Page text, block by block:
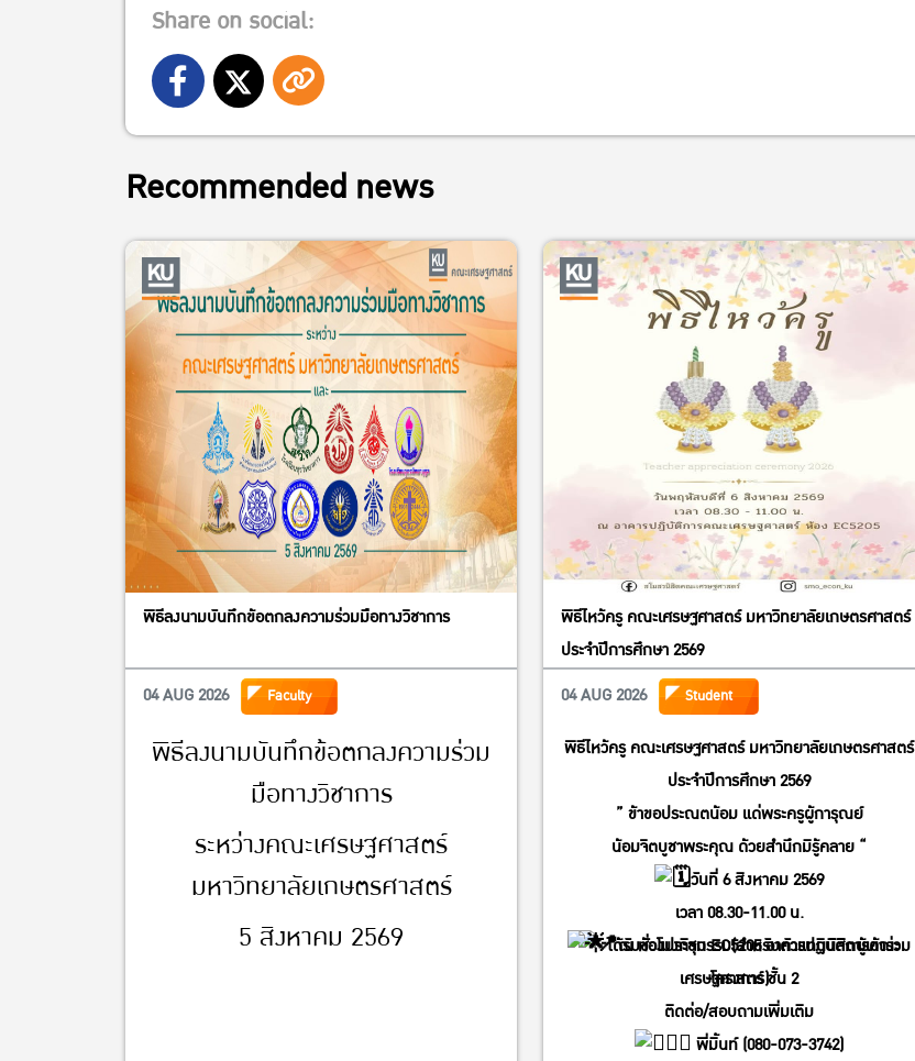
Share on social:
Recommended news
พิธีลงนามบันทึกข้อตกลงความร่วมมือทางวิชาการ
04 AUG 2026 Faculty
พิธีลงนามบันทึกข้อตกลงความร่วม
มือทางวิชาการ
ระหว่างคณะเศรษฐศาสตร์
มหาวิทยาลัยเกษตรศาสตร์
5 สิงหาคม 2569
พิธีไหว้ครู คณะเศรษฐศาสตร์ มหาวิทยาลัยเกษตรศาสตร์
ประจำปีการศึกษา 2569
04 AUG 2026
Student
พิธีไหว้ครู คณะเศรษฐศาสตร์ มหาวิทยาลัยเกษตรศาสตร์
ประจำปีการศึกษา 2569
” ข้าขอประณตน้อม แด่พระครูผู้การุณย์
น้อมจิตบูชาพระคุณ ด้วยสำนึกมิรู้คลาย “
วันที่ 6 สิงหาคม 2569
เวลา 08.30-11.00 น.
ณ ห้องประชุม EC5205 อาคารปฏิบัติการคณะ
เศรษฐศาสตร์ ชั้น 2
ได้รับชั่วโมงกิจกรรม(สำหรับตัวแทนนิสิตผู้เข้าร่วม
โครงการ)
ติดต่อ/สอบถามเพิ่มเติม
พี่มิ้นท์ (080-073-3742)